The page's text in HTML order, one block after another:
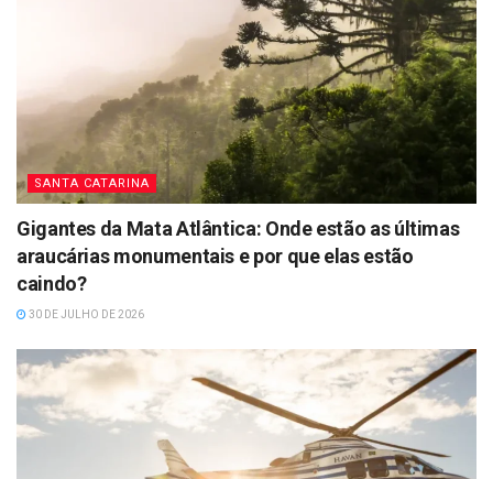
SANTA CATARINA
Gigantes da Mata Atlântica: Onde estão as últimas
araucárias monumentais e por que elas estão
caindo?
30 DE JULHO DE 2026